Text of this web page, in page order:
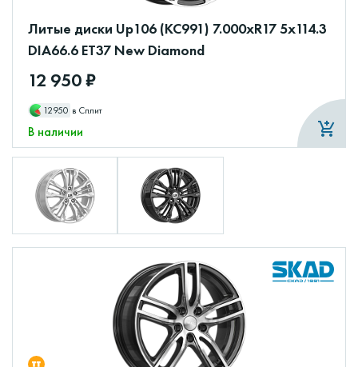
Литые диски Up106 (КС991) 7.000xR17 5x114.3
DIA66.6 ET37 New Diamond
12 950 ₽
12950 в Сплит
В наличии